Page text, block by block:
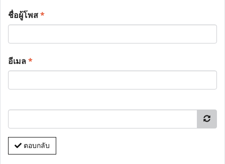
ชื่อผู้โพส*
อีเมล*
ตอบกลับ